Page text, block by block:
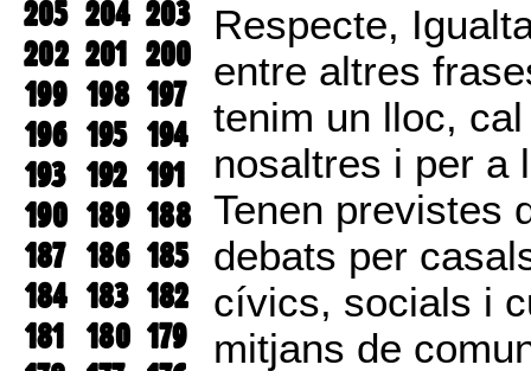
205 204 203
202 201 200
199 198 197
196 195 194
193 192 191
190 189 188
187 186 185
184 183 182
181 180 179
Respecte,
entre altres
tenim un lloc,
nosaltres i per a
Tenen previstes
debats per
cívics, socials i
mitjans de